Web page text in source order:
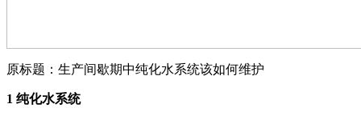
原标题：生产间歇期中纯化水系统该如何维护
1 纯化水系统